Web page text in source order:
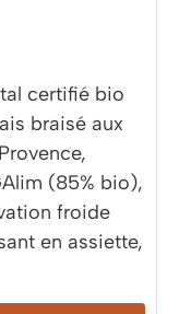
certifié bio
braisé aux
(85% bio),
froide
en assiette,